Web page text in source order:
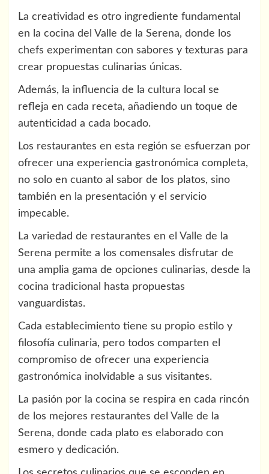
La creatividad es otro ingrediente fundamental
en la cocina del Valle de la Serena, donde los
chefs experimentan con sabores y texturas para
crear propuestas culinarias únicas.
Además, la influencia de la cultura local se
refleja en cada receta, añadiendo un toque de
autenticidad a cada bocado.
Los restaurantes en esta región se esfuerzan por
ofrecer una experiencia gastronómica completa,
no solo en cuanto al sabor de los platos, sino
también en la presentación y el servicio
impecable.
La variedad de restaurantes en el Valle de la
Serena permite a los comensales disfrutar de
una amplia gama de opciones culinarias, desde la
cocina tradicional hasta propuestas
vanguardistas.
Cada establecimiento tiene su propio estilo y
filosofía culinaria, pero todos comparten el
compromiso de ofrecer una experiencia
gastronómica inolvidable a sus visitantes.
La pasión por la cocina se respira en cada rincón
de los mejores restaurantes del Valle de la
Serena, donde cada plato es elaborado con
esmero y dedicación.